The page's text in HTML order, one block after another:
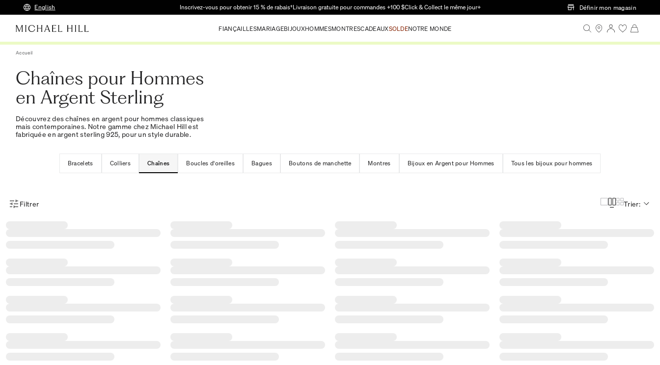
Passer au contenu principal
English Inscrivez-vous pour obtenir 15 % de rabais†Livraison gratuite pour commandes +100 $Click & Collect le même jour+ Définir mon magasin
FIANÇAILLESMARIAGEBIJOUXHOMMESMONTRESCADEAUXSOLDENOTRE MONDE
Accueil
Chaînes pour Hommes
en Argent Sterling
Découvrez des chaînes en argent pour hommes classiques
mais contemporaines. Notre gamme chez Michael Hill est
fabriquée en argent sterling 925, pour un style durable.
Bracelets Colliers Chaînes Boucles d'oreilles Bagues Boutons de manchette Montres Bijoux en Argent pour Hommes Tous les bijoux pour hommes
Menu des filtres d'articles
Filtrer Trier: